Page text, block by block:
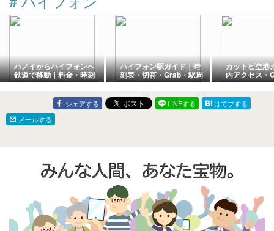
ハノイからハイフォンへ
鉄道で移動｜料金・時刻
表・車内・乗り方を実体
験で解説
ハイフォン駅ガイド｜時
刻表・切符・Grab・駅周
辺を実際に利用して紹介
カットビ空港
内アクセス・
カルバス・空
シェアする LINEする
はてブする
メールする